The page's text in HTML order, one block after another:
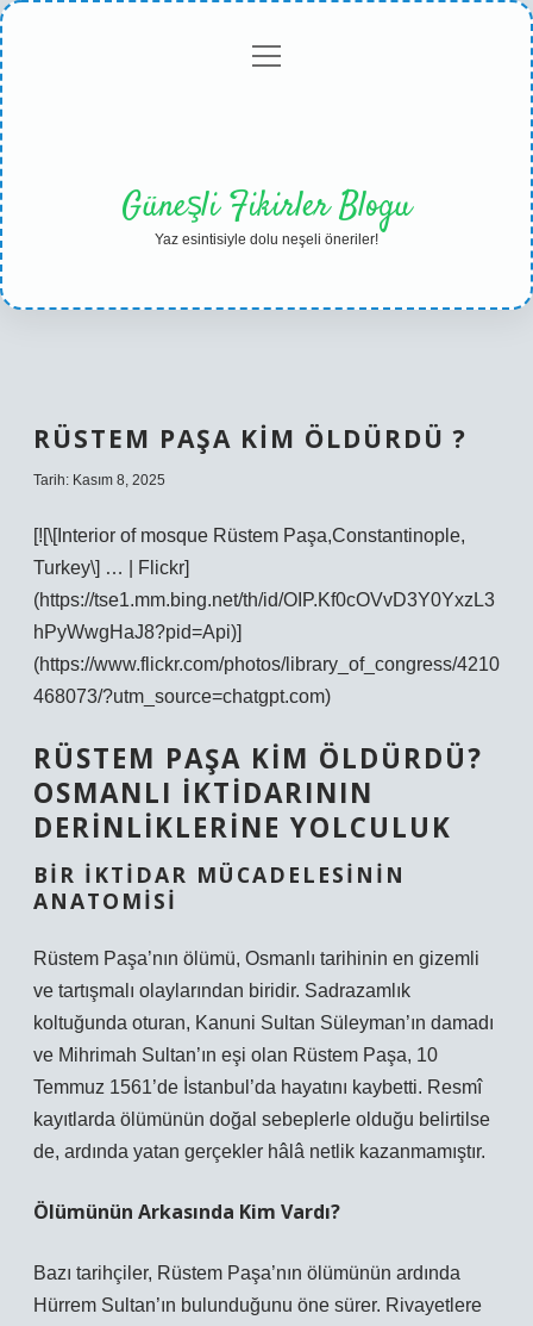
Gizlilikmenüyü
Güneşli Fikirler Blogu
Yaz esintisiyle dolu neşeli öneriler!
RÜSTEM PAŞA KIM ÖLDÜRDÜ ?
Tarih: Kasım 8, 2025
[![\[Interior of mosque Rüstem Paşa,Constantinople,
Turkey\] … | Flickr]
(https://tse1.mm.bing.net/th/id/OIP.Kf0cOVvD3Y0YxzL3
hPyWwgHaJ8?pid=Api)]
(https://www.flickr.com/photos/library_of_congress/4210
468073/?utm_source=chatgpt.com)
RÜSTEM PAŞA KIM ÖLDÜRDÜ?
OSMANLI İKTIDARININ
DERINLIKLERINE YOLCULUK
BIR İKTIDAR MÜCADELESININ
ANATOMISI
Rüstem Paşa’nın ölümü, Osmanlı tarihinin en gizemli
ve tartışmalı olaylarından biridir. Sadrazamlık
koltuğunda oturan, Kanuni Sultan Süleyman’ın damadı
ve Mihrimah Sultan’ın eşi olan Rüstem Paşa, 10
Temmuz 1561’de İstanbul’da hayatını kaybetti. Resmî
kayıtlarda ölümünün doğal sebeplerle olduğu belirtilse
de, ardında yatan gerçekler hâlâ netlik kazanmamıştır.
Ölümünün Arkasında Kim Vardı?
Bazı tarihçiler, Rüstem Paşa’nın ölümünün ardında
Hürrem Sultan’ın bulunduğunu öne sürer. Rivayetlere